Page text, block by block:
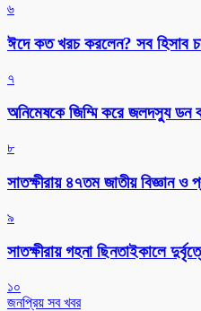
৬
ঈদে কত খরচ করলেন? সব হিসাব
৭
অনিমেষকে জিম্মি করে জলদস্যু
৮
সাতক্ষীরায় ৪৭তম জাতীয় বিজ্ঞান
৯
সাতক্ষীরায় গহনা ছিনতাইকালে
১০
জনপ্রিয় সব খবর